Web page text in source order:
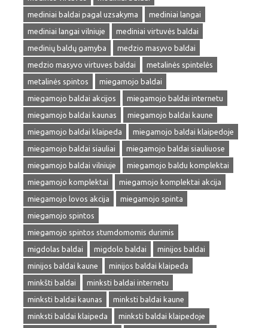
mediniai baldai pagal uzsakyma
mediniai langai
mediniai langai vilniuje
mediniai virtuvės baldai
medinių baldų gamyba
medzio masyvo baldai
medzio masyvo virtuves baldai
metalinės spintelės
metalinės spintos
miegamojo baldai
miegamojo baldai akcijos
miegamojo baldai internetu
miegamojo baldai kaunas
miegamojo baldai kaune
miegamojo baldai klaipeda
miegamojo baldai klaipedoje
miegamojo baldai siauliai
miegamojo baldai siauliuose
miegamojo baldai vilniuje
miegamojo baldu komplektai
miegamojo komplektai
miegamojo komplektai akcija
miegamojo lovos akcija
miegamojo spinta
miegamojo spintos
miegamojo spintos stumdomomis durimis
migdolas baldai
migdolo baldai
minijos baldai
minijos baldai kaune
minijos baldai klaipeda
minkšti baldai
minksti baldai internetu
minksti baldai kaunas
minksti baldai kaune
minksti baldai klaipeda
minksti baldai klaipedoje